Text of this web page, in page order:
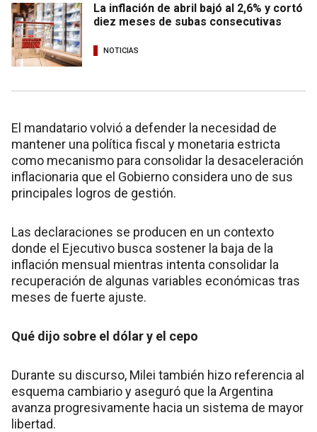
La inflación de abril bajó al 2,6% y cortó
diez meses de subas consecutivas
NOTICIAS
El mandatario volvió a defender la necesidad de
mantener una política fiscal y monetaria estricta
como mecanismo para consolidar la desaceleración
inflacionaria que el Gobierno considera uno de sus
principales logros de gestión.
Las declaraciones se producen en un contexto
donde el Ejecutivo busca sostener la baja de la
inflación mensual mientras intenta consolidar la
recuperación de algunas variables económicas tras
meses de fuerte ajuste.
Qué dijo sobre el dólar y el cepo
Durante su discurso, Milei también hizo referencia al
esquema cambiario y aseguró que la Argentina
avanza progresivamente hacia un sistema de mayor
libertad.